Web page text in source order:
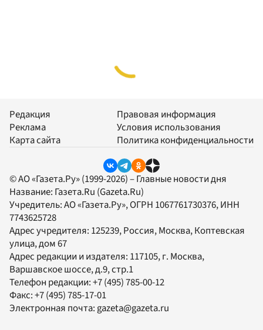
Редакция
Реклама
Карта сайта
Правовая информация
Условия использования
Политика конфиденциальности
© АО «Газета.Ру» (1999-2026) – Главные новости дня
Название: Газета.Ru (Gazeta.Ru)
Учредитель:АО «Газета.Ру», ОГРН 1067761730376, ИНН
7743625728
Адрес учредителя: 125239, Россия, Москва, Коптевская
улица, дом 67
Адрес редакции и издателя: 117105, г. Москва,
Варшавское шоссе, д.9, стр.1
Телефон редакции:+7 (495) 785-00-12
Факс:+7 (495) 785-17-01
Электронная почта:gazeta@gazeta.ru